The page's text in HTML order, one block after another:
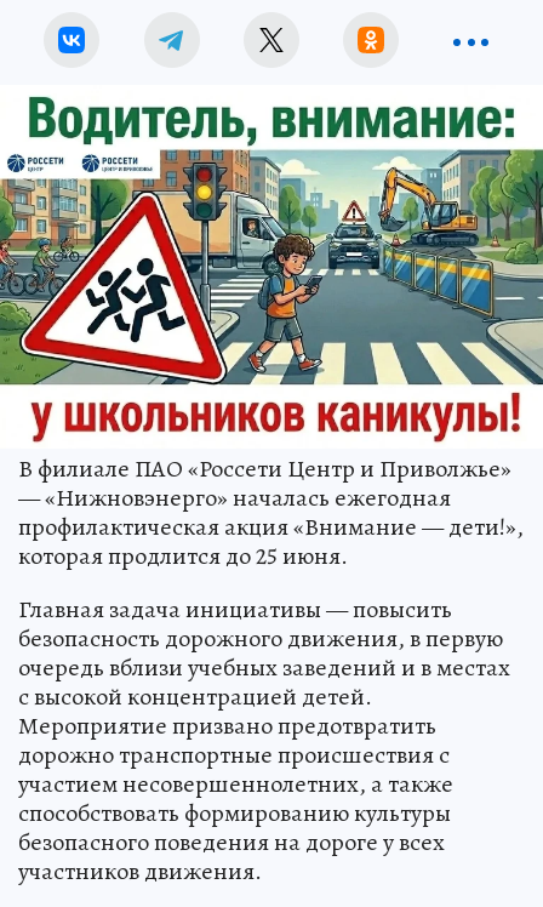
В филиале ПАО «Россети Центр и Приволжье»
— «Нижновэнерго» началась ежегодная
профилактическая акция «Внимание — дети!»,
которая продлится до 25 июня.
Главная задача инициативы — повысить
безопасность дорожного движения, в первую
очередь вблизи учебных заведений и в местах
с высокой концентрацией детей.
Мероприятие призвано предотвратить
дорожно транспортные происшествия с
участием несовершеннолетних, а также
способствовать формированию культуры
безопасного поведения на дороге у всех
участников движения.